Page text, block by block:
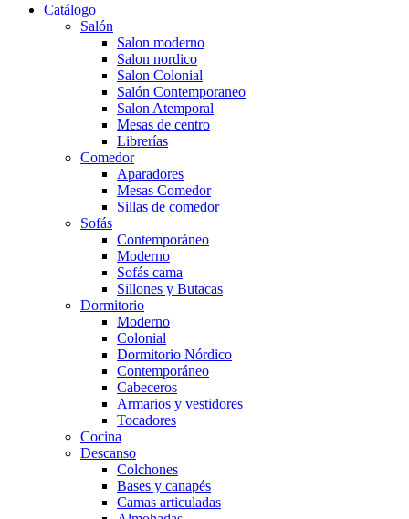
Catálogo
Salón
Salon moderno
Salon nordico
Salon Colonial
Salón Contemporaneo
Salon Atemporal
Mesas de centro
Librerías
Comedor
Aparadores
Mesas Comedor
Sillas de comedor
Sofás
Contemporáneo
Moderno
Sofás cama
Sillones y Butacas
Dormitorio
Moderno
Colonial
Dormitorio Nórdico
Contemporáneo
Cabeceros
Armarios y vestidores
Tocadores
Cocina
Descanso
Colchones
Bases y canapés
Camas articuladas